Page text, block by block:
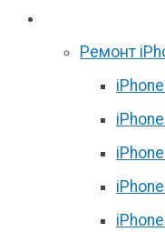
Ремонт